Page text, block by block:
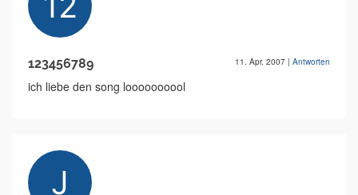
123456789 11. Apr. 2007 | Antworten
ich liebe den song loooooooool